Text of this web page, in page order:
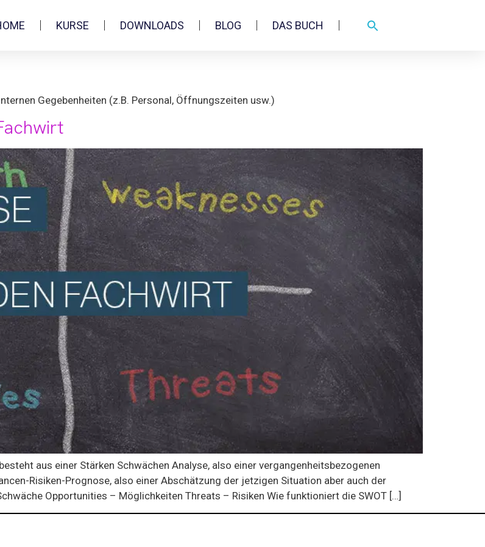
KURSE DOWNLOADS BLOG DAS BUCH
Gegebenheiten (z.B. Personal, Öffnungszeiten usw.)
aus einer Stärken Schwächen Analyse, also einer vergangenheitsbezogenen
Risiken-Prognose, also einer Abschätzung der jetzigen Situation aber auch der
Opportunities – Möglichkeiten Threats – Risiken Wie funktioniert die SWOT […]